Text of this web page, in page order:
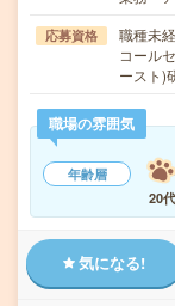
応募資格
職種未
コール
ースト)
職場の雰囲気
年齢層
20代
気になる!